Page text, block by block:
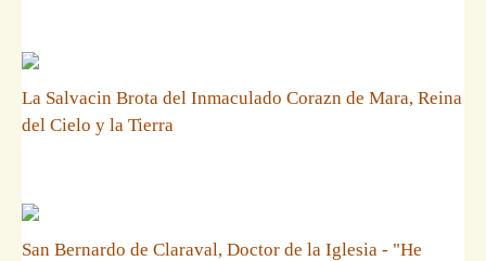
La Salvacin Brota del Inmaculado Corazn de Mara, Reina
del Cielo y la Tierra
San Bernardo de Claraval, Doctor de la Iglesia - "He